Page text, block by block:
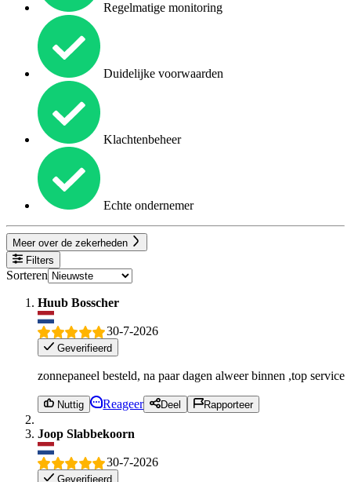
Regelmatige monitoring
Duidelijke voorwaarden
Klachtenbeheer
Echte ondernemer
Meer over de zekerheden
Filters
Sorteren
Huub Bosscher
30-7-2026
Geverifieerd
zonnepaneel besteld, na paar dagen alweer binnen ,top service
Nuttig Reageer Deel Rapporteer
Joop Slabbekoorn
30-7-2026
Geverifieerd